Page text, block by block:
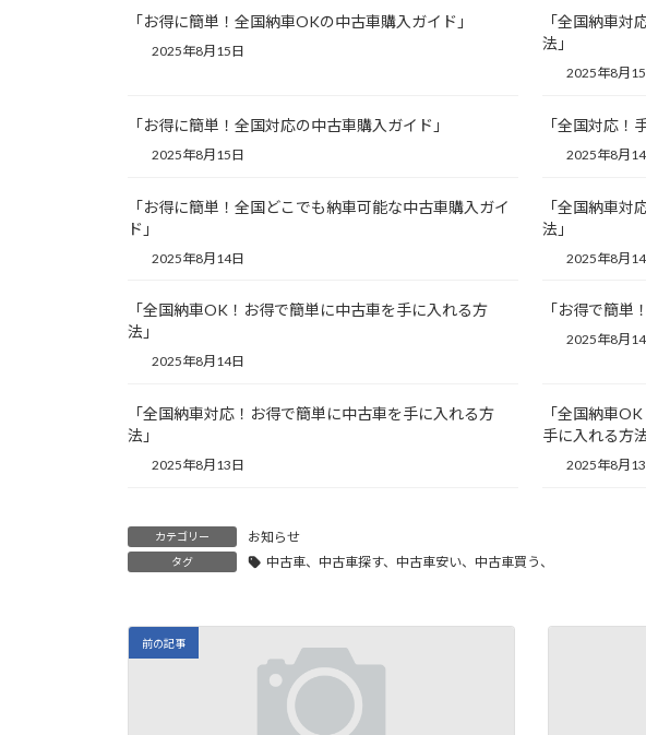
「お得に簡単！全国納車OKの中古車購入ガイド」
2025年8月15日
「全国納車対
法」
2025年8月
「お得に簡単！全国対応の中古車購入ガイド」
2025年8月15日
「全国対応！
2025年8月
「お得に簡単！全国どこでも納車可能な中古車購入ガイ
ド」
2025年8月14日
「全国納車対
法」
2025年8月
「全国納車OK！お得で簡単に中古車を手に入れる方
法」
2025年8月14日
「お得で簡単
2025年8月
「全国納車対応！お得で簡単に中古車を手に入れる方
法」
2025年8月13日
「全国納車
手に入れる方法
2025年8月
カテゴリー お知らせ
タグ 中古車、中古車探す、中古車安い、中古車買う、
前の記事